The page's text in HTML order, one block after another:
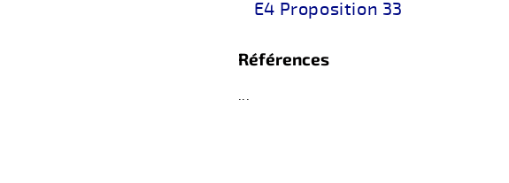
E4 Proposition 33
Références